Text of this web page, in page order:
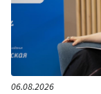
06.08.2026